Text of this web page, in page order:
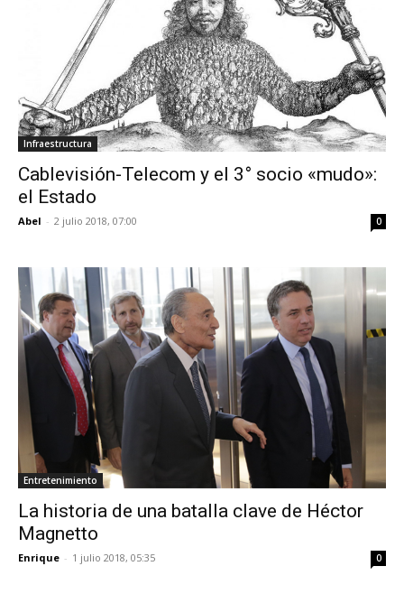
Infraestructura
Cablevisión-Telecom y el 3° socio «mudo»:
el Estado
Abel - 2 julio 2018, 07:00 0
Entretenimiento
La historia de una batalla clave de Héctor
Magnetto
Enrique - 1 julio 2018, 05:35 0